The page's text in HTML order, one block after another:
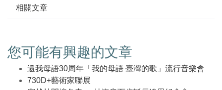
相關文章
您可能有興趣的文章
還我母語30周年「我的母語 臺灣的歌」流行音樂會
730D+藝術家聯展